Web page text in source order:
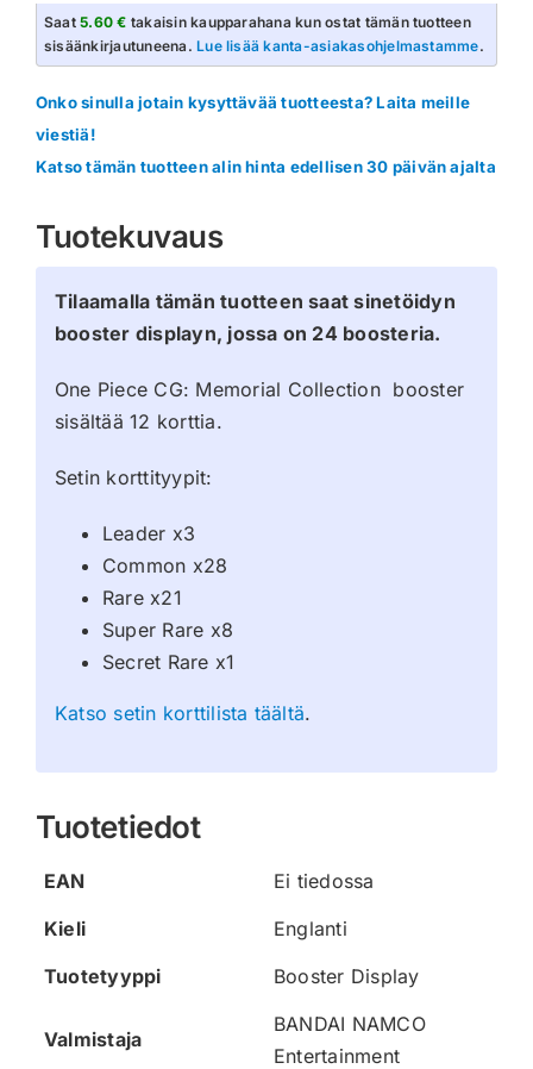
Saat5.60 € takaisin kaupparahana kun ostat tämän tuotteen
sisäänkirjautuneena.Lue lisää kanta-asiakasohjelmastamme.
Onko sinulla jotain kysyttävää tuotteesta? Laita meille
viestiä!
Katso tämän tuotteen alin hinta edellisen 30 päivän ajalta
Tuotekuvaus
Tilaamalla tämän tuotteen saat sinetöidyn
booster displayn, jossa on 24 boosteria.
One Piece CG: Memorial Collection booster
sisältää 12 korttia.
Setin korttityypit:
Leader x3
Common x28
Rare x21
Super Rare x8
Secret Rare x1
Katso setin korttilista täältä.
Tuotetiedot
EAN
Ei tiedossa
Kieli
Englanti
Tuotetyyppi
Booster Display
Valmistaja
BANDAI NAMCO
Entertainment